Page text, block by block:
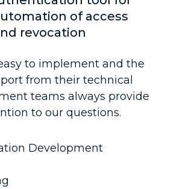
of access
revocation
to implement and the
from their technical
teams always provide
to our questions.
Development